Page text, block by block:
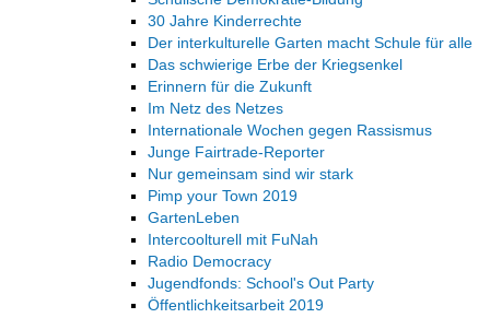
30 Jahre Kinderrechte
Der interkulturelle Garten macht Schule für alle
Das schwierige Erbe der Kriegsenkel
Erinnern für die Zukunft
Im Netz des Netzes
Internationale Wochen gegen Rassismus
Junge Fairtrade-Reporter
Nur gemeinsam sind wir stark
Pimp your Town 2019
GartenLeben
Intercoolturell mit FuNah
Radio Democracy
Jugendfonds: School's Out Party
Öffentlichkeitsarbeit 2019